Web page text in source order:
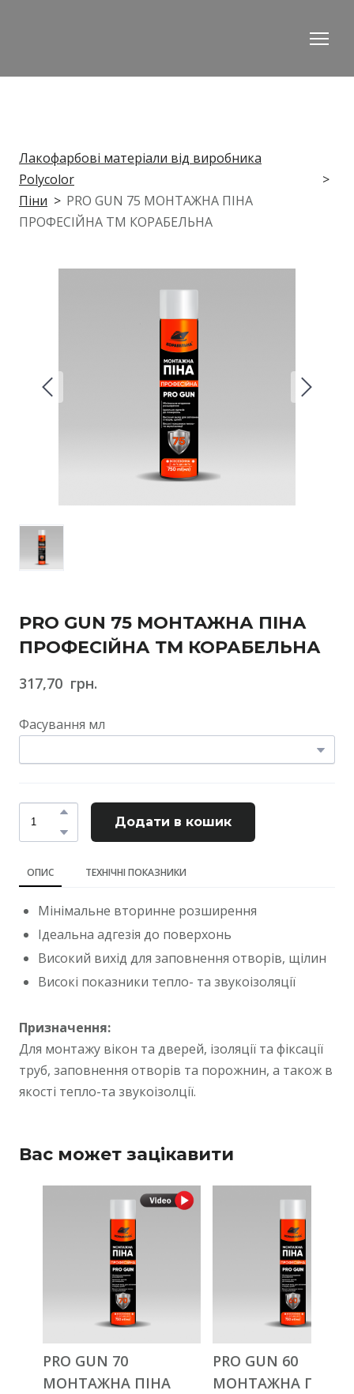
Лакофарбові матеріали від виробника
Polycolor
Піни
PRO GUN 75 МОНТАЖНА ПІНА
ПРОФЕСІЙНА ТМ КОРАБЕЛЬНА
PRO GUN 75 МОНТАЖНА ПІНА
ПРОФЕСІЙНА ТМ КОРАБЕЛЬНА
317,70  грн.
Фасування мл
Додати в кошик
ОПИС ТЕХНІЧНІ ПОКАЗНИКИ
Мінімальне вторинне розширення
Ідеальна адгезія до поверхонь
Високий вихід для заповнення отворів, щілин
Високі показники тепло- та звукоізоляції
Призначення:
Для монтажу вікон та дверей, ізоляції та фіксації
труб, заповнення отворів та порожнин, а також в
якості тепло-та звукоізолції.
Вас может зацікавити
PRO GUN 70
МОНТАЖНА ПІНА
PRO GUN 60
МОНТАЖНА ПІНА